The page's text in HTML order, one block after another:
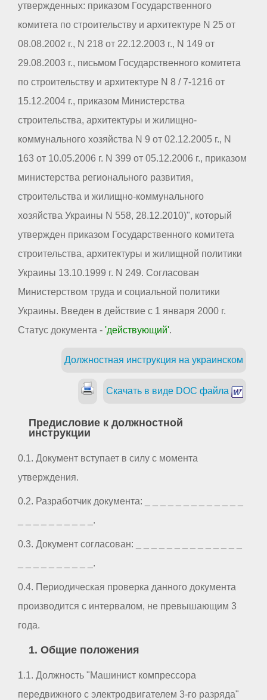
утвержденных: приказом Государственного
комитета по строительству и архитектуре N 25 от
08.08.2002 г., N 218 от 22.12.2003 г., N 149 от
29.08.2003 г., письмом Государственного комитета
по строительству и архитектуре N 8 / 7-1216 от
15.12.2004 г., приказом Министерства
строительства, архитектуры и жилищно-
коммунального хозяйства N 9 от 02.12.2005 г., N
163 от 10.05.2006 г. N 399 от 05.12.2006 г., приказом
министерства регионального развития,
строительства и жилищно-коммунального
хозяйства Украины N 558, 28.12.2010)", который
утвержден приказом Государственного комитета
строительства, архитектуры и жилищной политики
Украины 13.10.1999 г. N 249. Согласован
Министерством труда и социальной политики
Украины. Введен в действие с 1 января 2000 г.
Статус документа - 'действующий'.
Должностная инструкция на украинском
Скачать в виде DOC файла
Предисловие к должностной
инструкции
0.1. Документ вступает в силу с момента
утверждения.
0.2. Разработчик документа: _ _ _ _ _ _ _ _ _ _ _ _ _
_ _ _ _ _ _ _ _ _ _.
0.3. Документ согласован: _ _ _ _ _ _ _ _ _ _ _ _ _ _
_ _ _ _ _ _ _ _ _ _.
0.4. Периодическая проверка данного документа
производится с интервалом, не превышающим 3
года.
1. Общие положения
1.1. Должность "Машинист компрессора
передвижного с электродвигателем 3-го разряда"